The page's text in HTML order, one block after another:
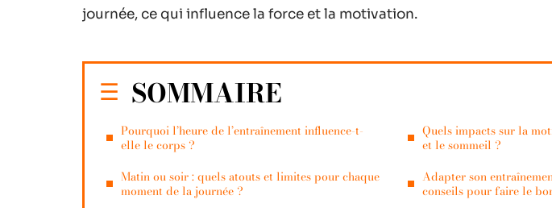
journée, ce qui influence la force et la motivation.
SOMMAIRE
Pourquoi l’heure de l’entraînement influence-t-
elle le corps ?
Matin ou soir : quels atouts et limites pour chaque
moment de la journée ?
Quels impacts sur la
et le sommeil ?
Adapter son
conseils pour faire le